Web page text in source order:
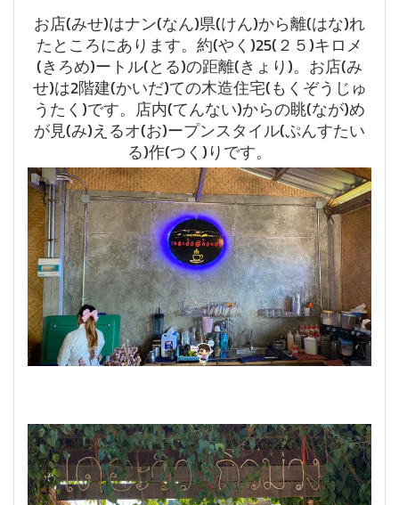
お店(みせ)はナン(なん)県(けん)から離(はな)れ
たところにあります。約(やく)25(２５)キロメ
(きろめ)ートル(とる)の距離(きょり)。お店(み
せ)は2階建(かいだ)ての木造住宅(もくぞうじゅ
うたく)です。店内(てんない)からの眺(なが)め
が見(み)えるオ(お)ープンスタイル(ぷんすたい
る)作(つく)りです。